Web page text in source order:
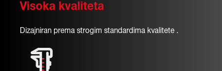
Visoka kvaliteta
Dizajniran prema strogim standardima kvalitete .